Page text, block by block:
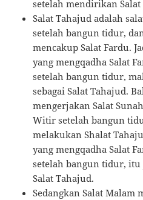
setelah mendirikan Salat
Salat Tahajud adalah
setelah bangun tidur,
mencakup Salat Fardu.
yang mengqadha Salat
setelah bangun tidur,
sebagai Salat Tahajud.
mengerjakan Salat
Witir setelah bangun
melakukan Shalat
yang mengqadha Salat
setelah bangun tidur, itu
Salat Tahajud.
Sedangkan Salat Malam